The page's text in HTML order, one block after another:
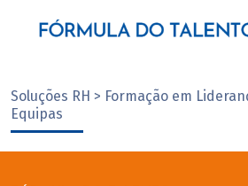
Soluções RH > Formação em
Equipas